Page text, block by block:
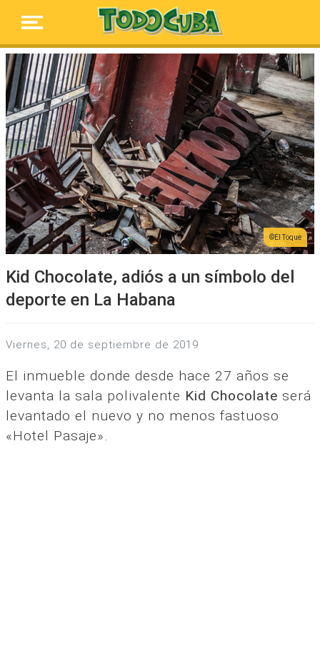
El Toque
Kid Chocolate, adiós a un símbolo del
deporte en La Habana
viernes, 20 de septiembre de 2019
El inmueble donde desde hace 27 años se
levanta la sala polivalente Kid Chocolate será
levantado el nuevo y no menos fastuoso
«Hotel Pasaje».